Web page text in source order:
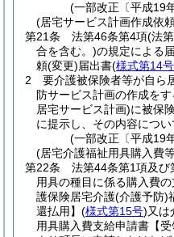
(一部改正〔平成19
(居宅サービス計画作成依
第21条
法第46条第4項(法
合を含む。)の規定による
頼(変更)届出書(様式第14号
2
要介護被保険者等が自ら
防サービス計画の作成を
居宅サービス計画)に被保
に提示し、その内容につい
(一部改正〔平成19
(居宅介護福祉用具購入費
第22条
法第44条第1項及び
用具の種目に係る購入費
護保険居宅介護(介護予防)
還払用】 (様式第15号)又は
用具購入費支給申請書【受